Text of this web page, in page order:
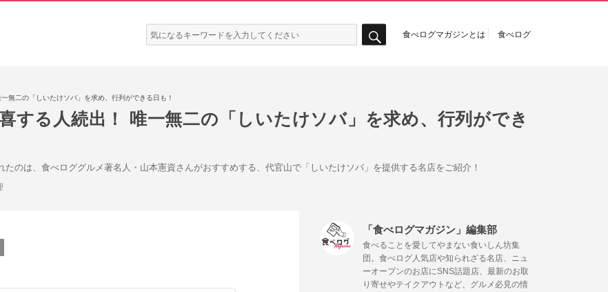
検
索:
食べログマガジンとは 食べログ
無二の「しいたけソバ」を求め、行列ができる日も！
する人続出！ 唯一無二の「しいたけソバ」を求め、行列ができ
たのは、食べロググルメ著名人・山本憲資さんがおすすめする、代官山で「しいたけソバ」を提供する名店をご紹介！
「食べログマガジン」編集部
食べることを愛してやまない食いしん坊集
団。食べログ人気店や知られざる名店、ニュ
ーオープンのお店にSNS話題店、最新のお取
り寄せやテイクアウトなど、グルメ必見の情